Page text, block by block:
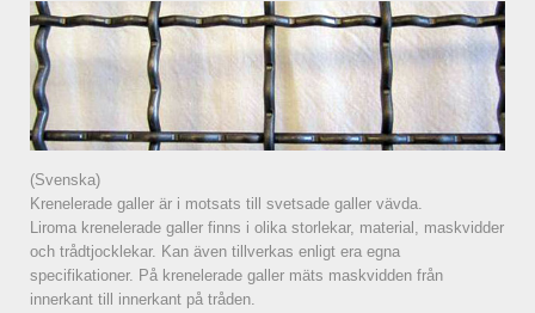
(Svenska)
Krenelerade galler är i motsats till svetsade galler vävda.
Liroma krenelerade galler finns i olika storlekar, material, maskvidder
och trådtjocklekar. Kan även tillverkas enligt era egna
specifikationer. På krenelerade galler mäts maskvidden från
innerkant till innerkant på tråden.